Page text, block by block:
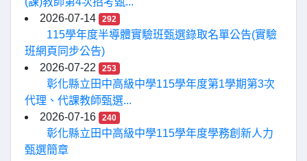
2026-07-14
292
115學年度半導體實驗班甄選錄取名單公告(實驗
班網頁同步公告)
2026-07-22
253
彰化縣立田中高級中學115學年度第1學期第3次
代理、代課教師甄選...
2026-07-16
240
彰化縣立田中高級中學115學年度學務創新人力
甄選簡章